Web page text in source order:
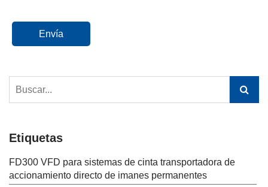
Envía
Etiquetas
FD300 VFD para sistemas de cinta transportadora de
accionamiento directo de imanes permanentes